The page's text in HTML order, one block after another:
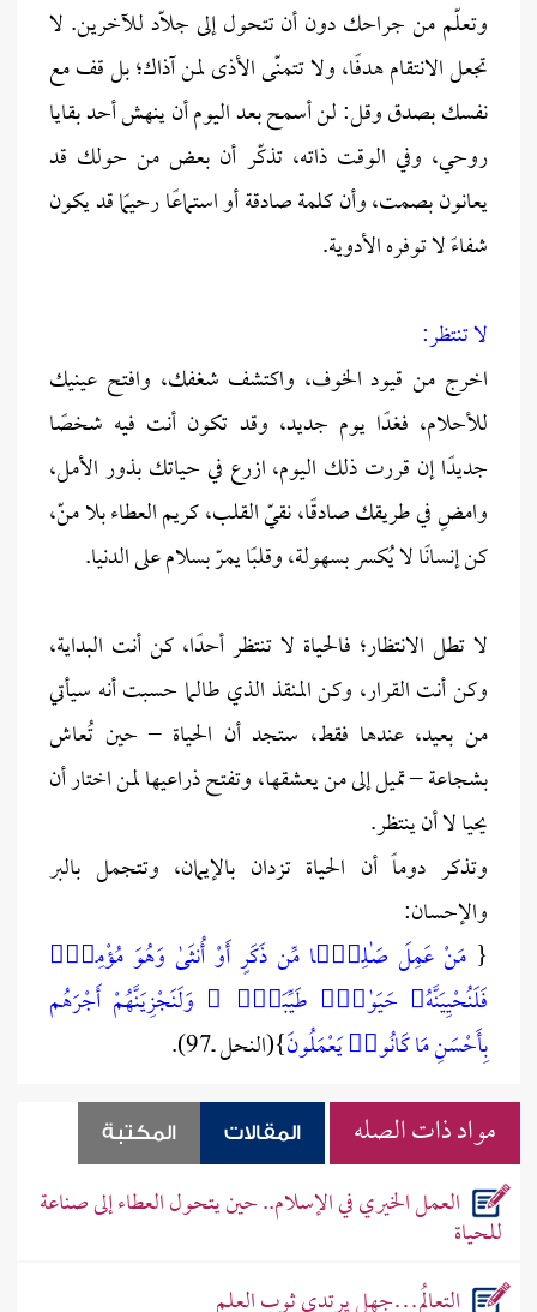
وتعلّم من جراحك دون أن تتحول إلى جلّاد للآخرين. لا
تجعل الانتقام هدفًا، ولا تتمنّى الأذى لمن آذاك؛ بل قف مع
نفسك بصدق وقل: لن أسمح بعد اليوم أن ينهش أحد بقايا
روحي، وفي الوقت ذاته، تذكّر أن بعض من حولك قد
يعانون بصمت، وأن كلمة صادقة أو استماعًا رحيمًا قد يكون
شفاءً لا توفره الأدوية.
لا تنتظر:
اخرج من قيود الخوف، واكتشف شغفك، وافتح عينيك
للأحلام، فغدًا يوم جديد، وقد تكون أنت فيه شخصًا
جديدًا إن قررت ذلك اليوم، ازرع في حياتك بذور الأمل،
وامضِ في طريقك صادقًا، نقيّ القلب، كريم العطاء بلا منّ،
كن إنسانًا لا يُكسر بسهولة، وقلبًا يمرّ بسلام على الدنيا.
لا تطل الانتظار؛ فالحياة لا تنتظر أحدًا، كن أنت البداية،
وكن أنت القرار، وكن المنقذ الذي طالما حسبت أنه سيأتي
من بعيد، عندها فقط، ستجد أن الحياة – حين تُعاش
بشجاعة – تميل إلى من يعشقها، وتفتح ذراعيها لمن اختار أن
يحيا لا أن ينتظر.
وتذكر دوماً أن الحياة تزدان بالإيمان، وتتجمل بالبر
والإحسان:
{مَنْ عَمِلَ صَـٰلِحًۭا مِّن ذَكَرٍ أَوْ أُنثَىٰ وَهُوَ مُؤْمِنٌۭ
فَلَنُحْيِيَنَّهُۥ حَيَوٰةًۭ طَيِّبَةًۭ ۖ وَلَنَجْزِيَنَّهُمْ أَجْرَهُم
بِأَحْسَنِ مَا كَانُوا۟ يَعْمَلُونَ}(النحل ــ97).
مواد ذات الصله المقالات المكتبة
العمل الخيري في الإسلام.. حين يتحول العطاء إلى صناعة
للحياة